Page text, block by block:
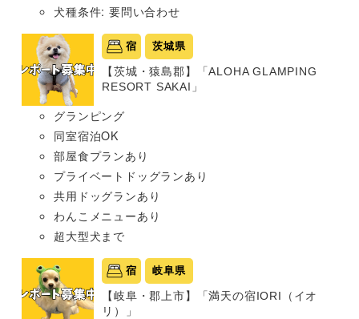
犬種条件: 要問い合わせ
宿 茨城県
【茨城・猿島郡】「ALOHA GLAMPING
RESORT SAKAI」
グランピング
同室宿泊OK
部屋食プランあり
プライベートドッグランあり
共用ドッグランあり
わんこメニューあり
超大型犬まで
宿 岐阜県
【岐阜・郡上市】「満天の宿IORI（イオ
リ）」